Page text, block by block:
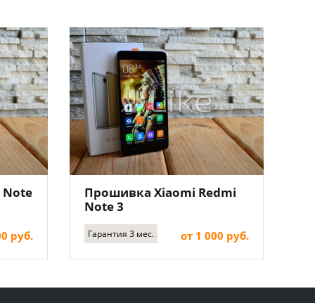
Note
руб.
Прошивка Xiaomi Redmi
Note 3
Гарантия 3 мес. от 1 000 руб.